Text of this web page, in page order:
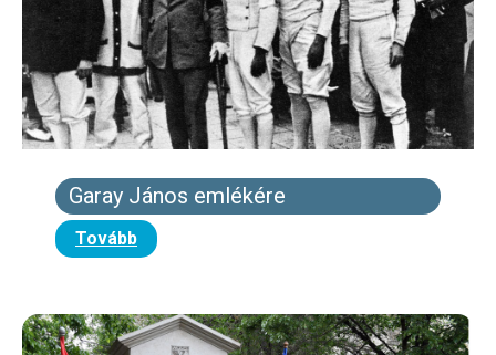
Garay János emlékére
Tovább